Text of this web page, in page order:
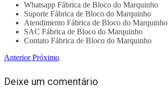
Whatsapp Fábrica de Bloco do Marquinho
Suporte Fábrica de Bloco do Marquinho
Atendimento Fábrica de Bloco do Marquinho
SAC Fábrica de Bloco do Marquinho
Contato Fábrica de Bloco do Marquinho
AnteriorPróximo
Deixe um comentário